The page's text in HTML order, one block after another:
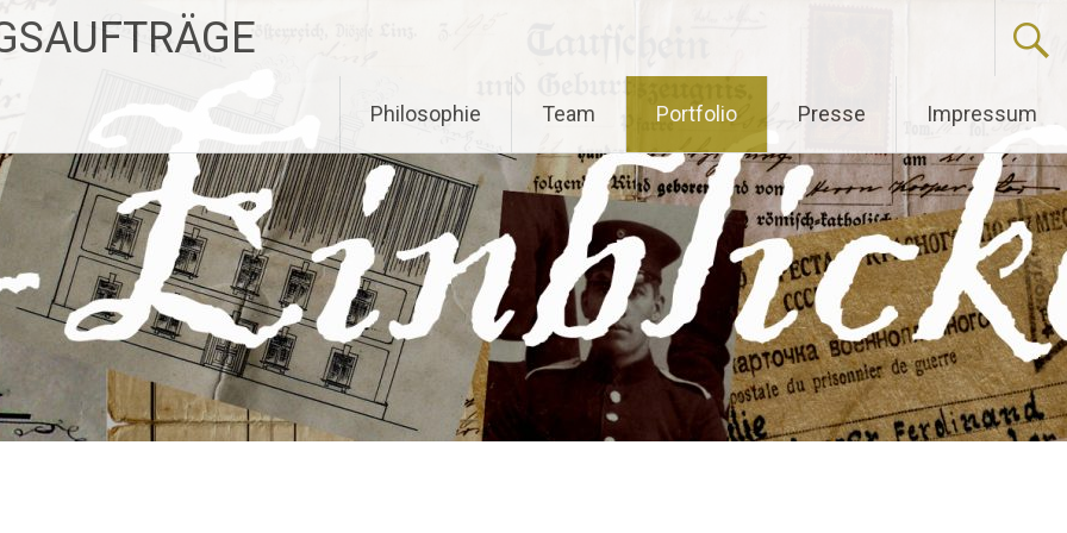
Philosophie Team Portfolio Presse Impressum